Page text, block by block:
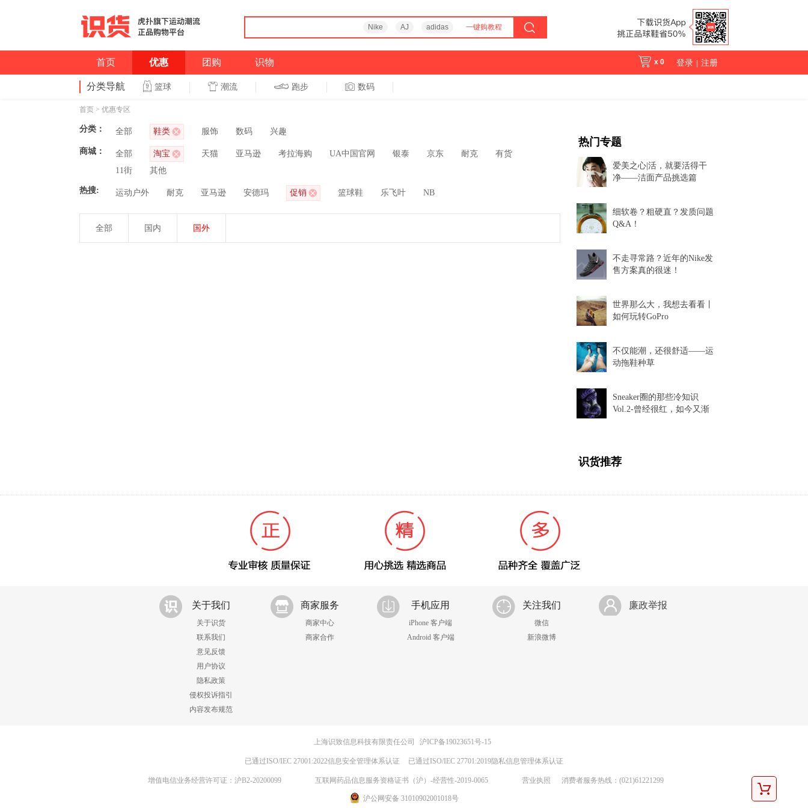
Nike AJ adidas 一键购教程
首页 优惠 团购 识物 x 0 登录 注册
分类导航 篮球 潮流 跑步 数码
首页 > 优惠专区
分类： 全部 鞋类 服饰 数码 兴趣
商城： 全部 淘宝 天猫 亚马逊 考拉海购 UA中国官网 银泰 京东 耐克
有货
11街
其他
热搜: 运动户外 耐克 亚马逊 安德玛 促销 篮球鞋 乐飞叶 NB
全部 国内 国外
热门专题
爱美之心|活，就要活得干
净——洁面产品挑选篇
细软卷？粗硬直？发质问题
Q&A！
不走寻常路？近年的Nike发
售方案真的很迷！
世界那么大，我想去看看丨
如何玩转GoPro
不仅能潮，还很舒适——运
动拖鞋种草
Sneaker圈的那些冷知识
Vol.2-曾经很红，如今又渐
识货推荐
关于我们
关于识货
联系我们
意见反馈
用户协议
隐私政策
侵权投诉指引
内容发布规范
商家服务
商家中心
商家合作
手机应用
iPhone 客户端
Android 客户端
关注我们
微信
新浪微博
廉政举报
上海识致信息科技有限责任公司 沪ICP备19023651号-15
已通过ISO/IEC 27001:2022信息安全管理体系认证 已通过ISO/IEC 27701:2019隐私信息管理体系认证
增值电信业务经营许可证：沪B2-20200099 互联网药品信息服务资格证书（沪）-经营性-2019-0065 营业执照 消费者服务热线：(021)61221299
沪公网安备 31010902001018号